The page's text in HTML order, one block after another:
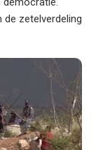
de zetelverdeling